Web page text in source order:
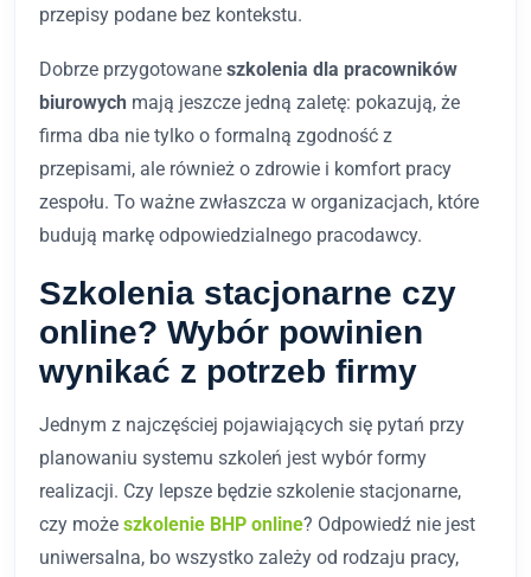
przepisy podane bez kontekstu.
Dobrze przygotowane szkolenia dla pracowników
biurowych mają jeszcze jedną zaletę: pokazują, że
firma dba nie tylko o formalną zgodność z
przepisami, ale również o zdrowie i komfort pracy
zespołu. To ważne zwłaszcza w organizacjach, które
budują markę odpowiedzialnego pracodawcy.
Szkolenia stacjonarne czy
online? Wybór powinien
wynikać z potrzeb firmy
Jednym z najczęściej pojawiających się pytań przy
planowaniu systemu szkoleń jest wybór formy
realizacji. Czy lepsze będzie szkolenie stacjonarne,
czy może szkolenie BHP online? Odpowiedź nie jest
uniwersalna, bo wszystko zależy od rodzaju pracy,